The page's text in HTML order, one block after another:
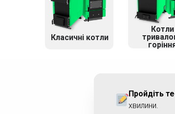
Котли
Класичні котли
Пройдіть
хвилини.